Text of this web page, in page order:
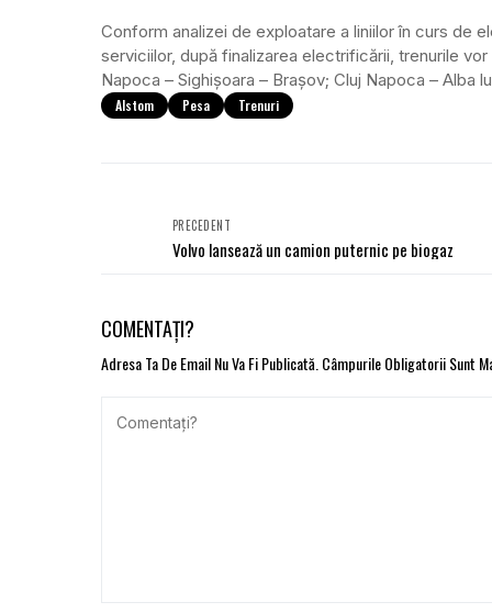
Conform analizei de exploatare a liniilor în curs de
serviciilor, după finalizarea electrificării, trenurile
Napoca – Sighișoara – Brașov; Cluj Napoca – Alba
Alstom Pesa Trenuri
PRECEDENT
Volvo lansează un camion puternic pe biogaz
COMENTAȚI?
Adresa Ta De Email Nu Va Fi Publicată. Câmpurile Obligatorii Sunt